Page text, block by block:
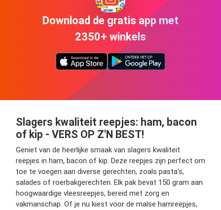
Download de gratis app met
2350+ winkels
Slagers kwaliteit reepjes: ham, bacon
of kip - VERS OP Z'N BEST!
Geniet van de heerlijke smaak van slagers kwaliteit
reepjes in ham, bacon of kip. Deze reepjes zijn perfect om
toe te voegen aan diverse gerechten, zoals pasta's,
salades of roerbakgerechten. Elk pak bevat 150 gram aan
hoogwaardige vleesreepjes, bereid met zorg en
vakmanschap. Of je nu kiest voor de malse hamreepjes,